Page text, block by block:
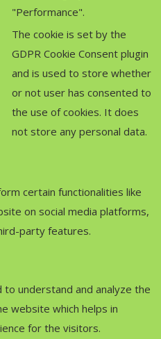
"Performance".
The cookie is set by the
GDPR Cookie Consent plugin
and is used to store whether
or not user has consented to
the use of cookies. It does
not store any personal data.
certain functionalities like
on social media platforms,
party features.
understand and analyze the
website which helps in
for the visitors.